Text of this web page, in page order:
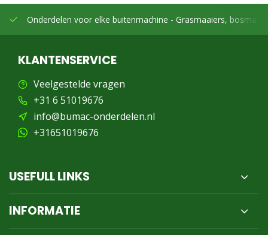
Onderdelen voor elke buitenmachine - Grasmaaiers,
KLANTENSERVICE
Veelgestelde vragen
+31 6 51019676
info@bumac-onderdelen.nl
+31651019676
USEFULL LINKS
INFORMATIE